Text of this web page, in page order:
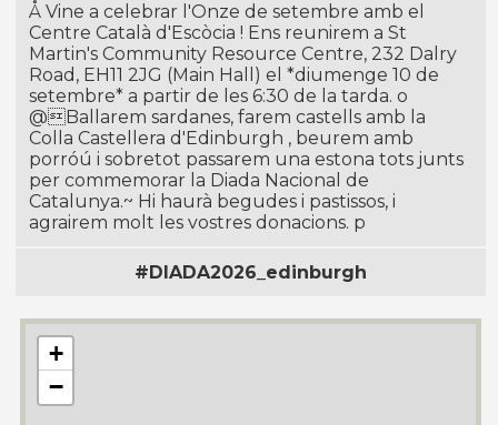
Å Vine a celebrar l'Onze de setembre amb el
Centre Català d'Escòcia ! Ens reunirem a St
Martin's Community Resource Centre, 232 Dalry
Road, EH11 2JG (Main Hall) el *diumenge 10 de
setembre* a partir de les 6:30 de la tarda. o
@Ballarem sardanes, farem castells amb la
Colla Castellera d'Edinburgh , beurem amb
porróú i sobretot passarem una estona tots junts
per commemorar la Diada Nacional de
Catalunya.~ Hi haurà begudes i pastissos, i
agrairem molt les vostres donacions. p
#DIADA2026_edinburgh
+
−